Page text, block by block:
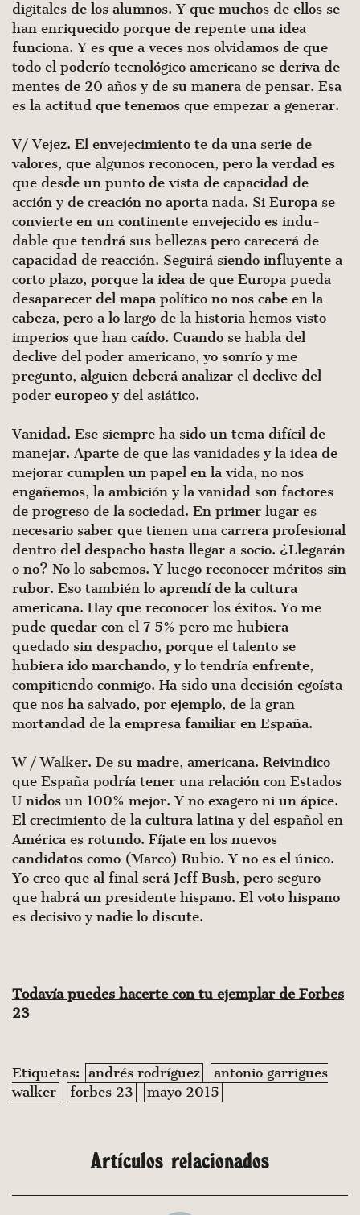
digita­les de los alumnos. Y que muchos de ellos se
han enriquecido porque de repente una idea
funciona. Y es que a veces nos olvidamos de que
todo el poderío tecnológico americano se deriva de
mentes de 20 años y de su manera de pensar. Esa
es la actitud que tenemos que empezar a generar.
V/ Vejez. El envejecimiento te da una serie de
valores, que algunos reconocen, pero la verdad es
que desde un punto de vista de capacidad de
acción y de creación no aporta nada. Si Europa se
convierte en un continente envejecido es indu­
dable que tendrá sus bellezas pero carecerá de
capacidad de reacción. Seguirá siendo influyente a
corto plazo, porque la idea de que Europa pueda
desaparecer del mapa político no nos cabe en la
cabeza, pero a lo largo de la historia hemos vis­to
imperios que han caído. Cuando se habla del
declive del poder americano, yo sonrío y me
pregunto, alguien deberá analizar el declive del
poder europeo y del asiático.
Vanidad. Ese siempre ha sido un tema difícil de
manejar. Aparte de que las vanidades y la idea de
mejorar cumplen un papel en la vida, no nos
engañemos, la ambición y la vanidad son factores
de progreso de la sociedad. En primer lugar es
necesario saber que tienen una carrera profesional
dentro del despacho hasta llegar a socio. ¿Llegarán
o no? No lo sabemos. Y luego reconocer méritos sin
rubor. Eso también lo aprendí de la cultura
americana. Hay que reconocer los éxitos. Yo me
pude quedar con el 7 5% pero me hubiera
quedado sin despa­cho, porque el talento se
hubiera ido marchando, y lo tendría enfrente,
compitiendo conmigo. Ha sido una decisión egoís­ta
que nos ha salvado, por ejemplo, de la gran
mortandad de la empresa familiar en España.
W / Walker. De su madre, americana. Reivindico
que España podría tener una relación con Estados
U nidos un 100% mejor. Y no exagero ni un ápice.
El crecimiento de la cultura latina y del español en
América es rotundo. Fíjate en los nuevos
candidatos como (Marco) Rubio. Y no es el único.
Yo creo que al final será Jeff Bush, pero seguro
que habrá un presidente hispano. El voto hispano
es decisivo y nadie lo discute.
Todavía puedes hacerte con tu ejemplar de Forbes
23
Etiquetas: andrés rodríguez
antonio garrigues
walker
forbes 23 mayo 2015
Artículos relacionados